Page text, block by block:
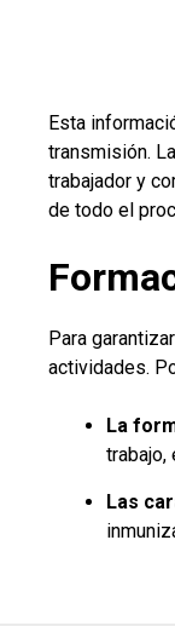
Esta
transmisión.
trabajador y
de todo el
Para
actividades.
La
trabajo,
Las